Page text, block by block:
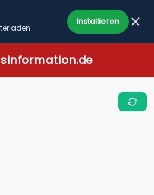
Installieren